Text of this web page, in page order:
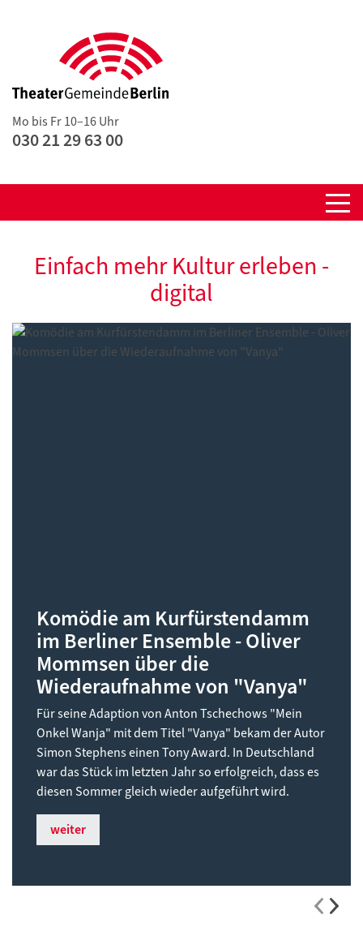
Mo bis Fr 10–16 Uhr
030 21 29 63 00
Einfach mehr Kultur erleben -
digital
Komödie am Kurfürstendamm
im Berliner Ensemble - Oliver
Mommsen über die
Wiederaufnahme von "Vanya"
Für seine Adaption von Anton Tschechows "Mein
Onkel Wanja" mit dem Titel "Vanya" bekam der Autor
Simon Stephens einen Tony Award. In Deutschland
war das Stück im letzten Jahr so erfolgreich, dass es
diesen Sommer gleich wieder aufgeführt wird.
weiter